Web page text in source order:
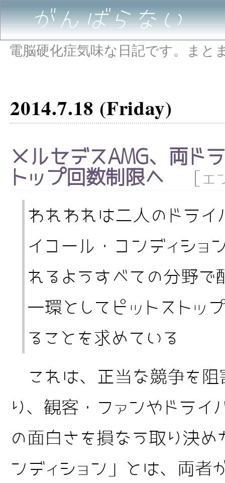
がんばらない
電脳硬化症気味な日記です。まと
2014.7.18 (Friday)
メルセデスAMG、両ド
トップ回数制限へ
エ
われわれは二人のドライ
イコール・コンディショ
れるようすべての分野で
一環としてピットストッ
ることを求めている
これは、正当な競争を阻
り、観客・ファンやドライ
の面白さを損なう取り決
ンディション」とは、両者